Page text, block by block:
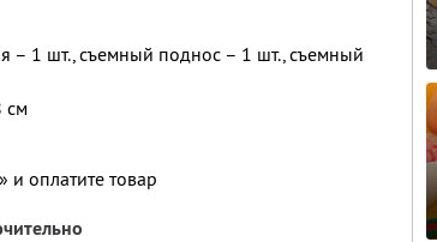
– 1 шт., съемный поднос – 1 шт., съемный
см
и оплатите товар